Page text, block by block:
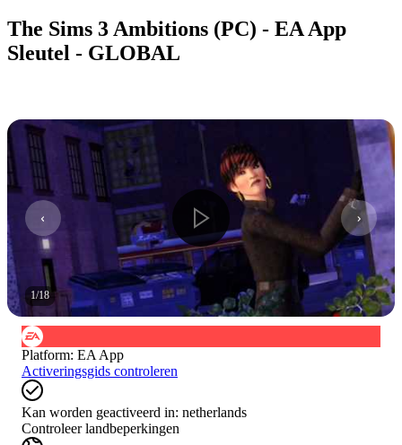
The Sims 3 Ambitions (PC) - EA App
Sleutel - GLOBAL
1/18
Platform: EA App
Activeringsgids controleren
Kan worden geactiveerd in: netherlands
Controleer landbeperkingen